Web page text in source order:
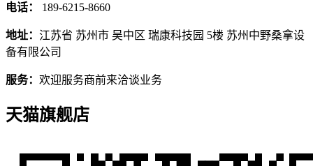
电话： 189-6215-8660
地址： 江苏省 苏州市 吴中区 瑞康科技园 5楼 苏州中野桑拿设
备有限公司
服务： 欢迎服务商前来洽谈业务
天猫旗舰店